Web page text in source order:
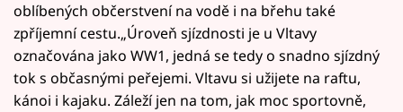
oblíbených občerstvení na vodě i na břehu také
zpříjemní cestu.„Úroveň sjízdnosti je u Vltavy
označována jako WW1, jedná se tedy o snadno sjízdný
tok s občasnými peřejemi. Vltavu si užijete na raftu,
kánoi i kajaku. Záleží jen na tom, jak moc sportovně,